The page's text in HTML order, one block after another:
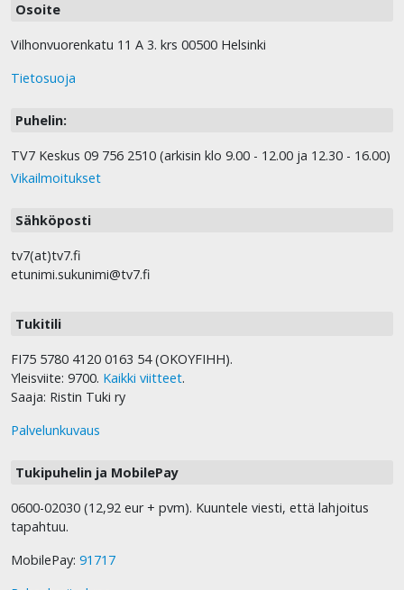
Osoite
Vilhonvuorenkatu 11 A 3. krs 00500 Helsinki
Tietosuoja
Puhelin:
TV7 Keskus 09 756 2510 (arkisin klo 9.00 - 12.00 ja 12.30 - 16.00)
Vikailmoitukset
Sähköposti
tv7(at)tv7.fi
etunimi.sukunimi@tv7.fi
Tukitili
FI75 5780 4120 0163 54 (OKOYFIHH).
Yleisviite: 9700. Kaikki viitteet.
Saaja: Ristin Tuki ry
Palvelunkuvaus
Tukipuhelin ja MobilePay
0600-02030 (12,92 eur + pvm). Kuuntele viesti, että lahjoitus
tapahtuu.
MobilePay: 91717